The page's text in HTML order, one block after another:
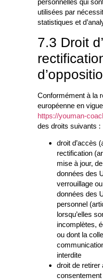
personnelles qui
utilisées par
statistiques et
7.3 Droit
Conformément à la
européenne en
https://youman-
des droits suivants :
droit d’accès
rectification
mise à jour,
données des
verrouillage
données des
personnel
lorsqu’elles
incomplètes,
ou dont la
interdite
droit de retirer